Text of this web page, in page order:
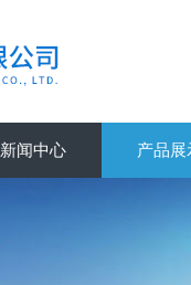
新闻中心 产品展